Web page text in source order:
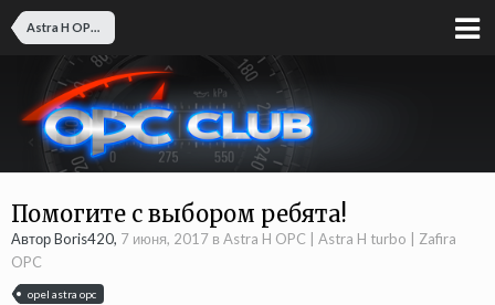
Astra H OPC | Astra H turbo | Zafira OPC
Помогите с выбором ребята!
Автор Boris420, 7 июня, 2017 в Astra H OPC | Astra H turbo | Zafira
OPC
opel astra opc